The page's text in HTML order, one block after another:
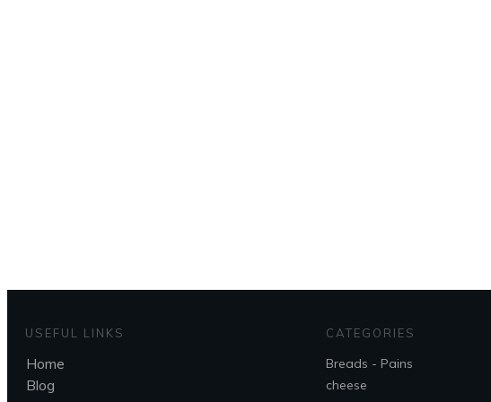
USEFUL LINKS
Home
Blog
CATEGORIES
Breads - Pains
cheese